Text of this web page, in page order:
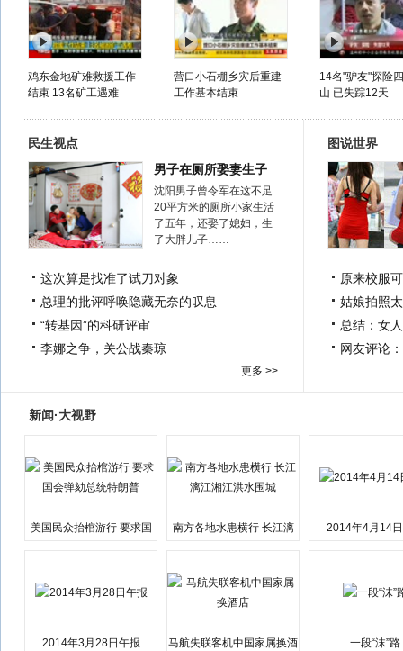
鸡东金地矿难救援工作
结束 13名矿工遇难
营口小石棚乡灾后重建
工作基本结束
14名"驴友"探险
山 已失踪12天
民生视点
男子在厕所娶妻生子
沈阳男子曾令军在这不足
20平方米的厕所小家生活
了五年，还娶了媳妇，生
了大胖儿子……
这次算是找准了试刀对象
总理的批评呼唤隐藏无奈的叹息
“转基因”的科研评审
李娜之争，关公战秦琼
更多 >>
图说世界
原来校服
姑娘拍照
总结：女
网友评论
新闻·大视野
美国民众抬棺游行 要求国
南方各地水患横行 长江漓
2014年4月14
2014年3月28日午报
马航失联客机中国家属换酒
一段“沫”路